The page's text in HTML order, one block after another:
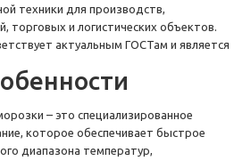
техники для производств,
торговых и логистических объектов.
актуальным ГОСТам и является
– это специализированное
которое обеспечивает быстрое
диапазона температур,